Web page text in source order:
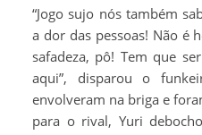
“Jogo sujo nós também
a dor das pessoas! Não é
safadeza, pô! Tem que
aqui”, disparou o
envolveram na briga e
para o rival, Yuri